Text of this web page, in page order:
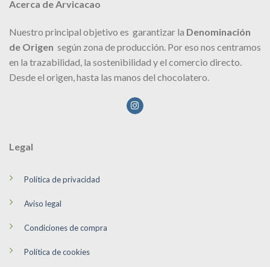
Acerca de Arvicacao
Nuestro principal objetivo es garantizar la Denominación
de Origen según zona de producción. Por eso nos centramos
en la trazabilidad, la sostenibilidad y el comercio directo.
Desde el origen, hasta las manos del chocolatero.
Legal
Política de privacidad
Aviso legal
Condiciones de compra
Política de cookies